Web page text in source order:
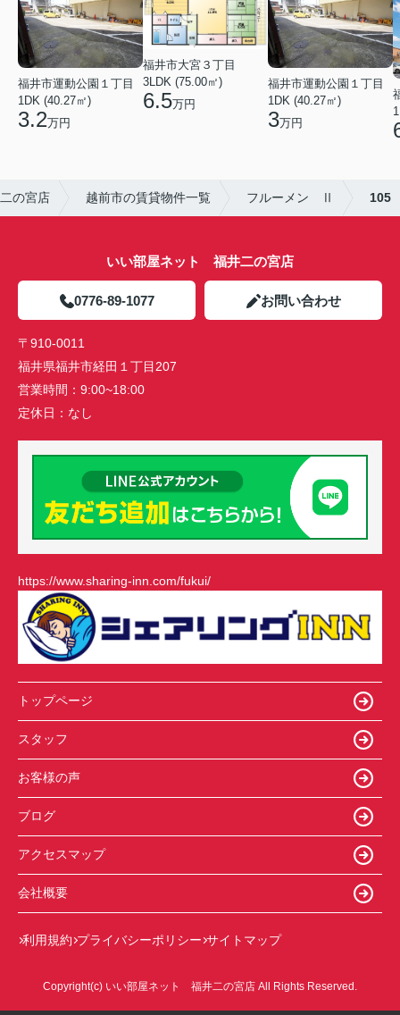
福井市運動公園１丁目
1DK (40.27㎡)
3.2万円
福井市大宮３丁目
3LDK (75.00㎡)
6.5万円
福井市運動公園１丁目
1DK (40.27㎡)
3万円
の宮店 越前市の賃貸物件一覧 フルーメン Ⅱ 105
いい部屋ネット 福井二の宮店
0776-89-1077 お問い合わせ
〒910-0011
福井県福井市経田１丁目207
営業時間： 9:00~18:00
定休日： なし
https://www.sharing-inn.com/fukui/
トップページ
スタッフ
お客様の声
ブログ
アクセスマップ
会社概要
利用規約 プライバシーポリシー サイトマップ
Copyright(c) いい部屋ネット 福井二の宮店 All Rights Reserved.